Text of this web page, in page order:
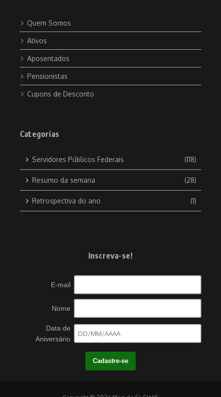
Quem Somos
Ativos
Aposentados
Pensionistas
Cupons de Desconto
Categorias
Servidores Públicos Federais (118)
Resumo da semana (28)
Retrospectiva do ano (1)
Inscreva-se!
E-mail
Nome
Data de
Aniversário